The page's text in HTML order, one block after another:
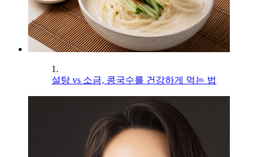
1.
설탕 vs 소금, 콩국수를 건강하게 먹는 법